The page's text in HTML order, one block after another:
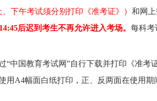
、下午考试须分别打印 《准考证》 ） 和网
后迟到考生不再允许进入考场。 每科考
“中国教育考试网”自行下载并打印《准考
用A4幅面白纸打印，正、反两面在使用期